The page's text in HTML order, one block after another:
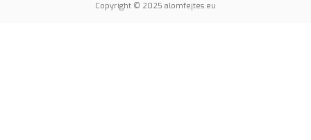
Copyright © 2025 alomfejtes.eu